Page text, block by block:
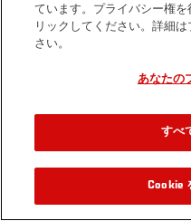
ています。プライバシー権
リックしてください。詳細
さい。
あなたの
すべ
Cookie